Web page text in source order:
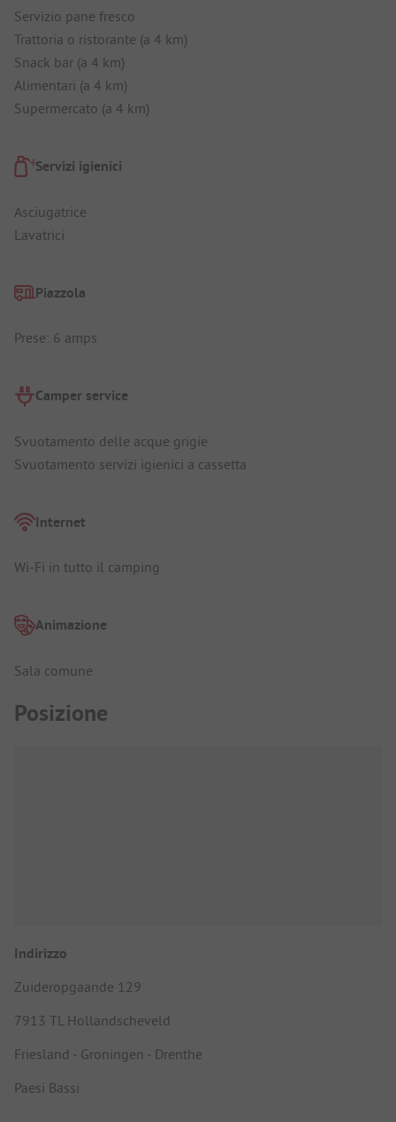
Servizio pane fresco
Trattoria o ristorante (a 4 km)
Snack bar (a 4 km)
Alimentari (a 4 km)
Supermercato (a 4 km)
Servizi igienici
Asciugatrice
Lavatrici
Piazzola
Prese: 6 amps
Camper service
Svuotamento delle acque grigie
Svuotamento servizi igienici a cassetta
Internet
Wi-Fi in tutto il camping
Animazione
Sala comune
Posizione
Indirizzo
Zuideropgaande 129
7913 TL Hollandscheveld
Friesland - Groningen - Drenthe
Paesi Bassi